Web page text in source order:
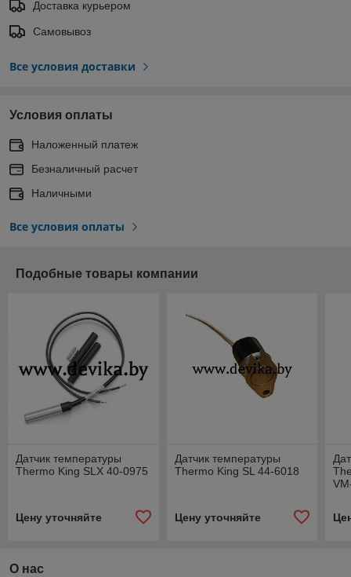
Доставка курьером
Самовывоз
Все условия доставки
Условия оплаты
Наложенный платеж
Безналичный расчет
Наличными
Все условия оплаты
Подобные товары компании
Датчик температуры
Thermo King SLX 40-0975
Цену уточняйте
Датчик температуры
Thermo King SL 44-6018
Цену уточняйте
О нас